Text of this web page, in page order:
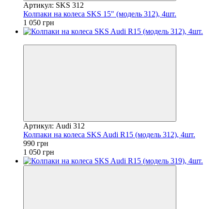
Артикул: SKS 312
Колпаки на колеса SKS 15" (модель 312), 4шт.
1 050 грн
Артикул: Audi 312
Колпаки на колеса SKS Audi R15 (модель 312), 4шт.
990 грн
1 050 грн